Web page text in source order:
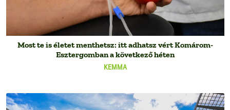
KEMMA
Most te is életet menthetsz: itt adhatsz vért Komárom-
Esztergomban a következő héten